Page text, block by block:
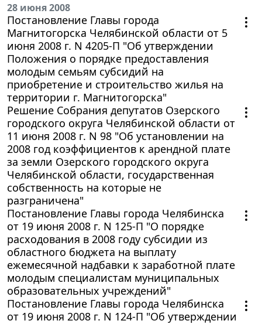
28 июня 2008
Постановление Главы города
Магнитогорска Челябинской области от 5
июня 2008 г. N 4205-П "Об утверждении
Положения о порядке предоставления
молодым семьям субсидий на
приобретение и строительство жилья на
территории г. Магнитогорска"
Решение Собрания депутатов Озерского
городского округа Челябинской области от
11 июня 2008 г. N 98 "Об установлении на
2008 год коэффициентов к арендной плате
за земли Озерского городского округа
Челябинской области, государственная
собственность на которые не
разграничена"
Постановление Главы города Челябинска
от 19 июня 2008 г. N 125-П "О порядке
расходования в 2008 году субсидии из
областного бюджета на выплату
ежемесячной надбавки к заработной плате
молодым специалистам муниципальных
образовательных учреждений"
Постановление Главы города Челябинска
от 19 июня 2008 г. N 124-П "Об утверждении